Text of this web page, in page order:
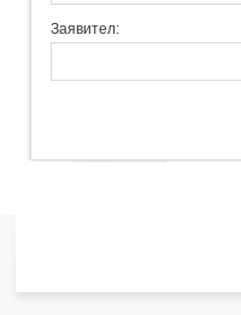
Заявител: